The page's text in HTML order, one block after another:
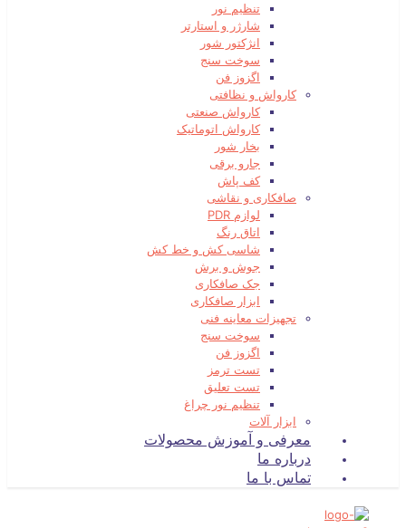
تنظیم نور
شارژر و استارتر
انژکتور شور
سوخت سنج
اگزوز فن
کارواش و نظافتی
کارواش صنعتی
کارواش اتوماتیک
بخار شور
جارو برقی
کف پاش
صافکاری و نقاشی
لوازم PDR
اتاق رنگ
شاسی کش و خط کش
جوش و برش
جک صافکاری
ابزار صافکاری
تجهیزات معاینه فنی
سوخت سنج
اگزوز فن
تست ترمز
تست تعلیق
تنظیم نور چراغ
ابزار آلات
معرفی و آموزش محصولات
درباره ما
تماس با ما